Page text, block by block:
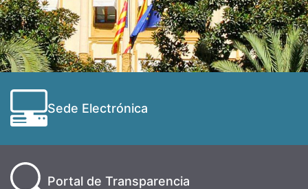
Sede Electrónica
Portal de Transparencia